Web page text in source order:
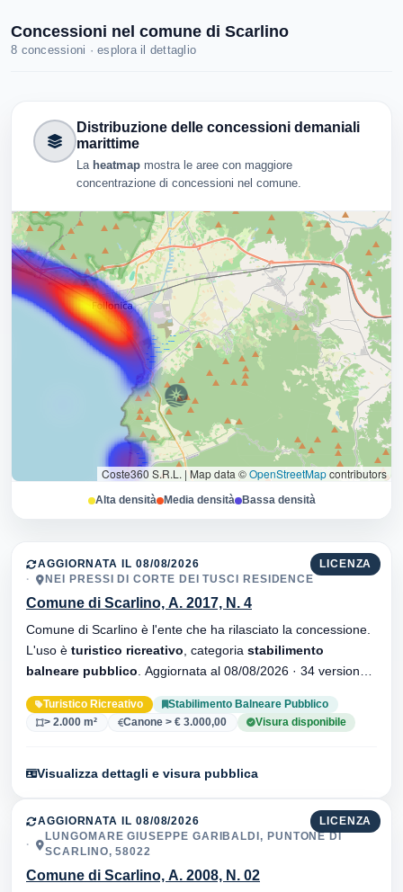
Concessioni nel comune di Scarlino
8 concessioni · esplora il dettaglio
Distribuzione delle concessioni demaniali
marittime
La heatmap mostra le aree con maggiore
concentrazione di concessioni nel comune.
Coste360 S.R.L. | Map data ©OpenStreetMapcontributors
Alta densità Media densità Bassa densità
LICENZA
AGGIORNATA IL 08/08/2026
NEI PRESSI DI CORTE DEI TUSCI RESIDENCE
Comune di Scarlino, A. 2017, N. 4
Comune di Scarlino è l'ente che ha rilasciato la concessione.
L'uso è turistico ricreativo , categoria stabilimento
balneare pubblico
Turistico Ricreativo
Stabilimento Balneare Pubblico
> 2.000 m²
Canone > € 3.000,00 Visura disponibile
Visualizza dettagli e visura pubblica
LICENZA
AGGIORNATA IL 08/08/2026
LUNGOMARE GIUSEPPE GARIBALDI, PUNTONE DI
SCARLINO, 58022
Comune di Scarlino, A. 2008, N. 02